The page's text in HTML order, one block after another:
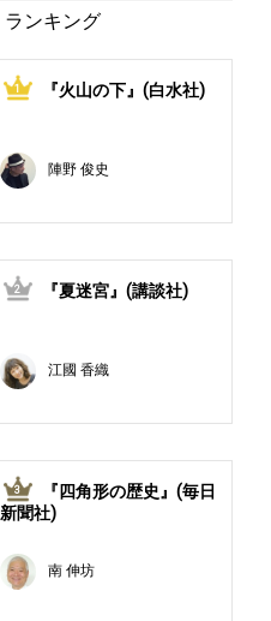
ランキング
1 『火山の下』(白水社)
陣野 俊史
2 『夏迷宮』(講談社)
江國 香織
3
『四角形の歴史』(毎日
新聞社)
南 伸坊